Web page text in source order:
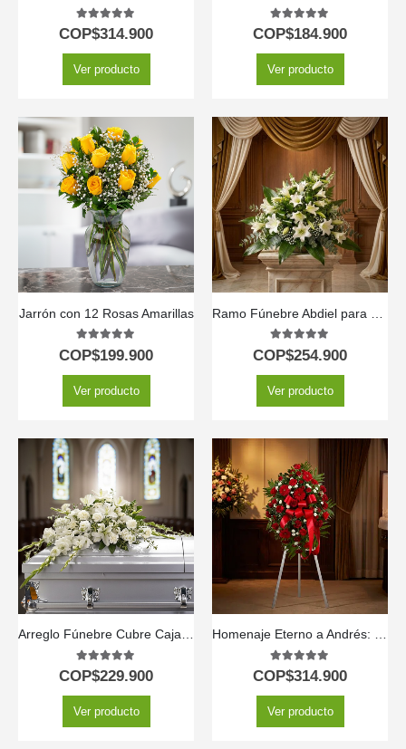
5.00out of 5
COP$314.900
Ver producto
5.00out of 5
COP$184.900
Ver producto
Jarrón con 12 Rosas Amarillas
5.00out of 5
COP$199.900
Ver producto
5.00out of 5
COP$254.900
Ver producto
Arreglo Fúnebre Cubre Caja Asunción
5.00out of 5
COP$229.900
Ver producto
Homenaje Eterno a Andrés: Pedestal Fúnebre Personalizado 🕊️
5.00out of 5
COP$314.900
Ver producto